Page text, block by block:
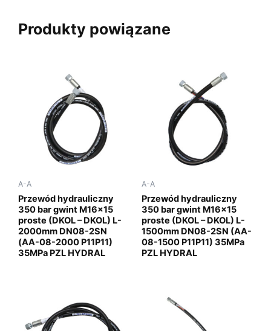
Produkty powiązane
A-A
Przewód hydrauliczny
350 bar gwint M16x15
proste (DKOL – DKOL) L-
2000mm DN08-2SN
(AA-08-2000 P11P11)
35MPa PZL HYDRAL
A-A
Przewód hydrauliczny
350 bar gwint M16x15
proste (DKOL – DKOL) L-
1500mm DN08-2SN (AA-
08-1500 P11P11) 35MPa
PZL HYDRAL